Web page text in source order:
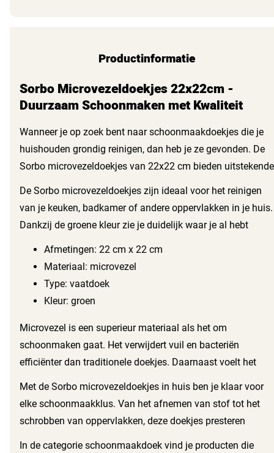
Productinformatie
Sorbo Microvezeldoekjes 22x22cm -
Duurzaam Schoonmaken met Kwaliteit
Wanneer je op zoek bent naar schoonmaakdoekjes die je
huishouden grondig reinigen, dan heb je ze gevonden. De
Sorbo microvezeldoekjes van 22x22 cm bieden uitstekende
De Sorbo microvezeldoekjes zijn ideaal voor het reinigen
van je keuken, badkamer of andere oppervlakken in je huis.
Dankzij de groene kleur zie je duidelijk waar je al hebt
Afmetingen: 22 cm x 22 cm
Materiaal: microvezel
Type: vaatdoek
Kleur: groen
Microvezel is een superieur materiaal als het om
schoonmaken gaat. Het verwijdert vuil en bacteriën
efficiënter dan traditionele doekjes. Daarnaast voelt het
Met de Sorbo microvezeldoekjes in huis ben je klaar voor
elke schoonmaakklus. Van het afnemen van stof tot het
schrobben van oppervlakken, deze doekjes presteren
In de categorie schoonmaakdoek vind je producten die